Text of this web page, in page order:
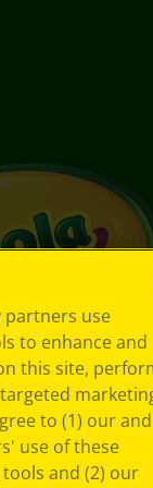
use
to enhance and
this site,
to (1) our and
use of these
and (2) our